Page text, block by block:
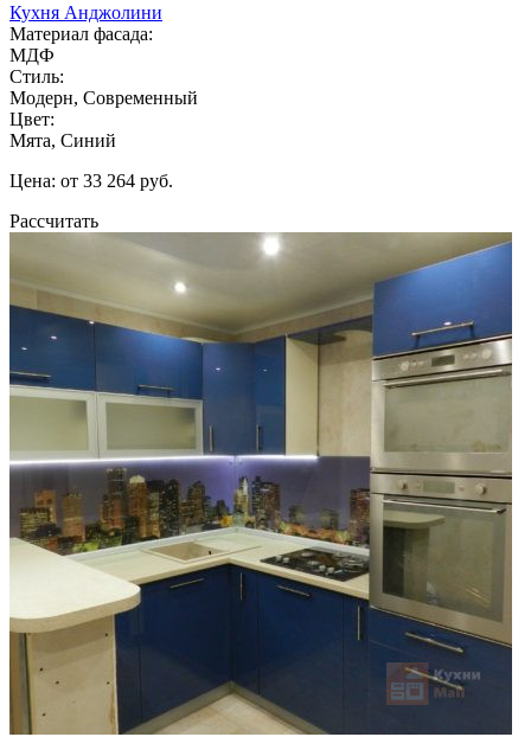
Кухня Анджолини
Материал фасада:
МДФ
Стиль:
Модерн, Современный
Цвет:
Мята, Синий
Цена: от 33 264 руб.
Рассчитать